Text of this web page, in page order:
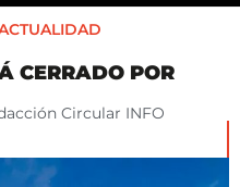
CERRADO POR
Circular INFO